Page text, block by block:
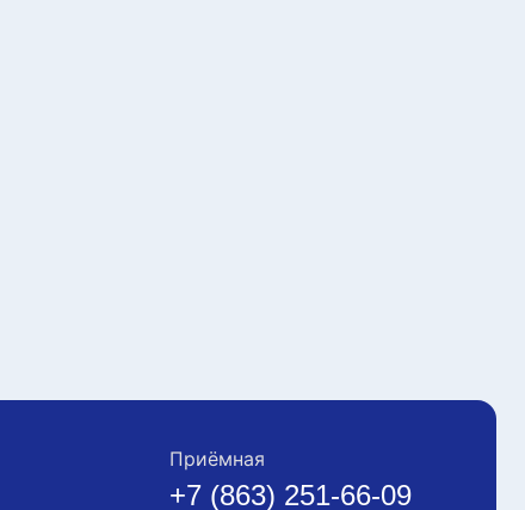
Приёмная
+7 (863) 251-66-09